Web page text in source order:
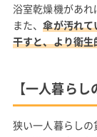
浴室乾燥機があれ
また、傘が汚れて
干すと、より衛
【一人暮ら
狭い一人暮らし